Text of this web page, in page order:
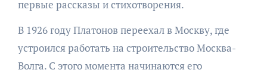
первые рассказы и стихотворения.
В 1926 году Платонов переехал в Москву, где
устроился работать на строительство Москва-
Волга. С этого момента начинаются его